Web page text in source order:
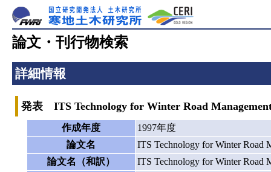
論文・刊行物検索
詳細情報
発表 ITS Technology for Winter Road
作成年度
1997年度
論文名
ITS Technology for Winter Road
論文名（和訳）
ITS Technology for Winter Road